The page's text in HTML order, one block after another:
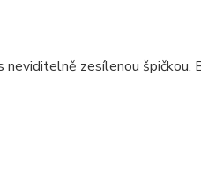
zesílenou špičkou.